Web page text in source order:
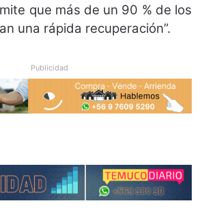
que más de un 90 % de los
una rápida recuperación”.
Publicidad